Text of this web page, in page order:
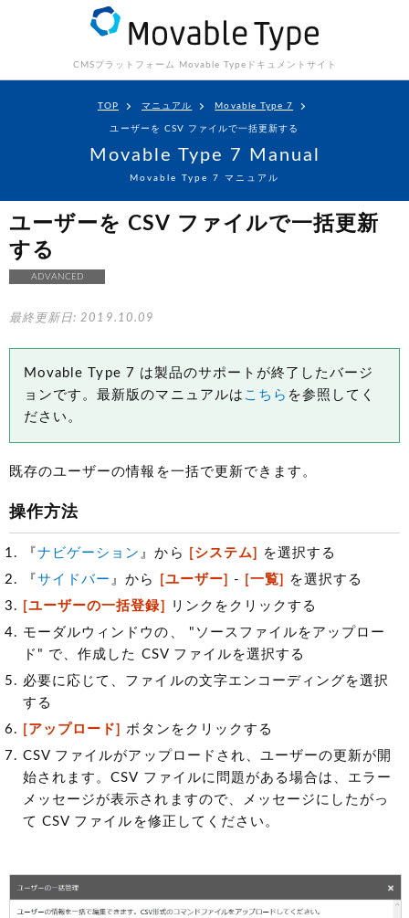
CMSプラットフォーム Movable Type ドキュメントサイト
TOP マニュアル Movable Type 7
ユーザーを CSV ファイルで一括更新する
Movable Type 7 Manual
Movable Type 7 マニュアル
ユーザーを CSV ファイルで一括更新
する
ADVANCED
最終更新日: 2019.10.09
Movable Type 7 は製品のサポートが終了したバージ
ョンです。最新版のマニュアルは こちら を参照してく
ださい。
既存のユーザーの情報を一括で更新できます。
操作方法
『ナビゲーション 』から [システム]
を選択する
『サイドバー 』から [ユーザー] - [一覧]
を選択する
[ユーザーの一括登録]
リンクをクリックする
モーダルウィンドウの、 "ソースファイルをアップロー
ド" で、作成した CSV ファイルを選択する
必要に応じて、ファイルの文字エンコーディングを選択
する
[アップロード] ボタンをクリックする
CSV ファイルがアップロードされ、ユーザーの更新が開
始されます。CSV ファイルに問題がある場合は、エラー
メッセージが表示されますので、メッセージにしたがっ
て CSV ファイルを修正してください。